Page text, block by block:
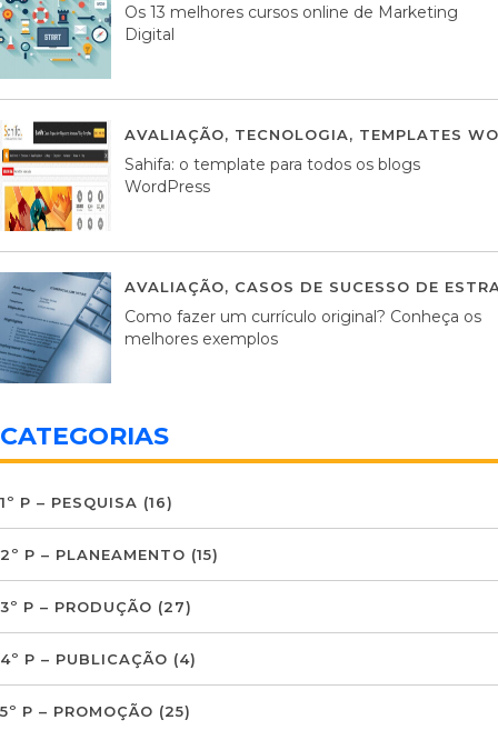
Os 13 melhores cursos online de Marketing
Digital
AVALIAÇÃO, TECNOLOGIA, TEMPLATES
Sahifa: o template para todos os blogs
WordPress
AVALIAÇÃO, CASOS DE SUCESSO DE
Como fazer um currículo original? Conheça os
melhores exemplos
CATEGORIAS
1º P – PESQUISA (16)
2º P – PLANEAMENTO (15)
3º P – PRODUÇÃO (27)
4º P – PUBLICAÇÃO (4)
5º P – PROMOÇÃO (25)